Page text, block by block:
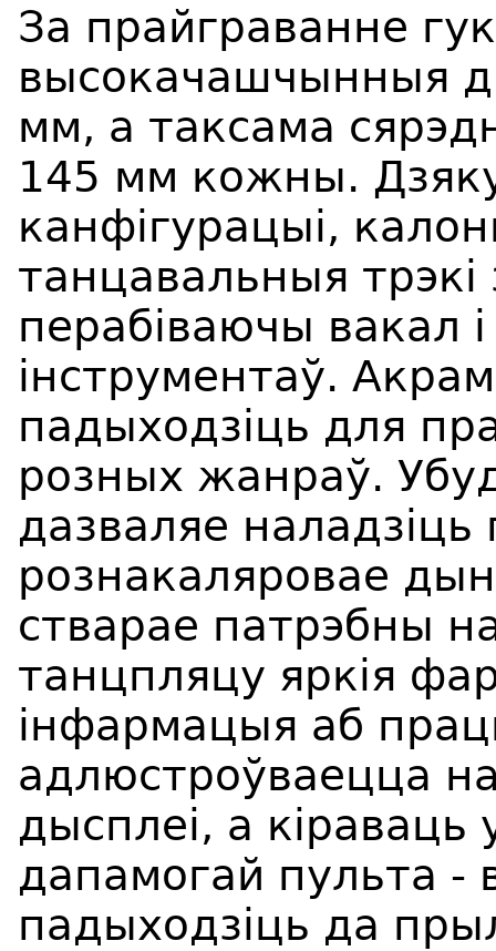
За прайграванне
высокачашчынныя
мм, а таксама
145 мм кожны.
канфігурацыі,
танцавальныя трэкі
перабіваючы вакал
інструментаў.
падыходзіць для
розных жанраў.
дазваляе наладзіць
рознакаляровае
стварае патрэбны
танцпляцу яркія
інфармацыя аб
адлюстроўваецца
дысплеі, а
дапамогай пульта -
падыходзіць да